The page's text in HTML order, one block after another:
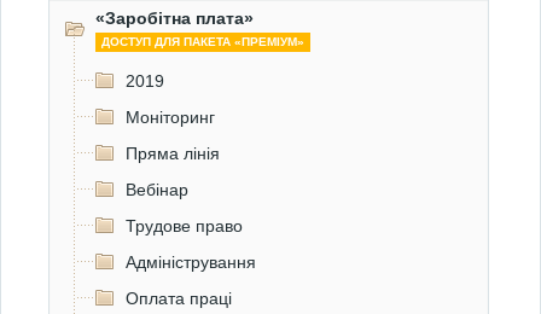
«Заробітна плата»
ДОСТУП ДЛЯ ПАКЕТА «ПРЕМІУМ»
2019
Моніторинг
Пряма лінія
Вебінар
Трудове право
Адміністрування
Оплата праці